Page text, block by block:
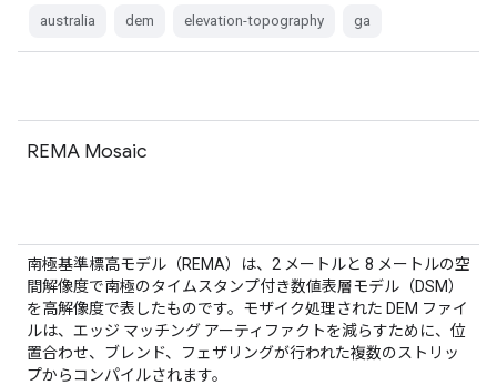
australia dem elevation-topography ga
REMA Mosaic
南極基準標高モデル（REMA）は、2 メートルと 8 メートルの空
間解像度で南極のタイムスタンプ付き数値表層モデル（DSM）
を高解像度で表したものです。モザイク処理された DEM ファイ
ルは、エッジ マッチング アーティファクトを減らすために、位
置合わせ、ブレンド、フェザリングが行われた複数のストリッ
プからコンパイルされます。